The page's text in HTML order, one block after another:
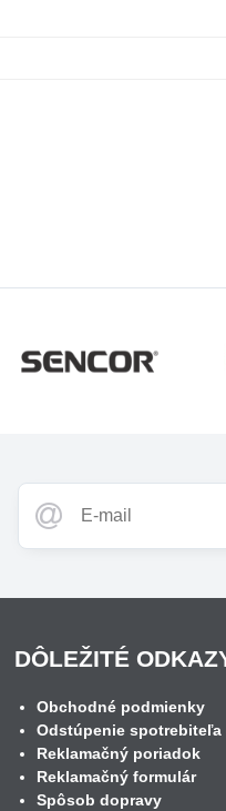
DÔLEŽITÉ
Obchodné podmienky
Odstúpenie spotrebiteľa
Reklamačný poriadok
Reklamačný formulár
Spôsob dopravy